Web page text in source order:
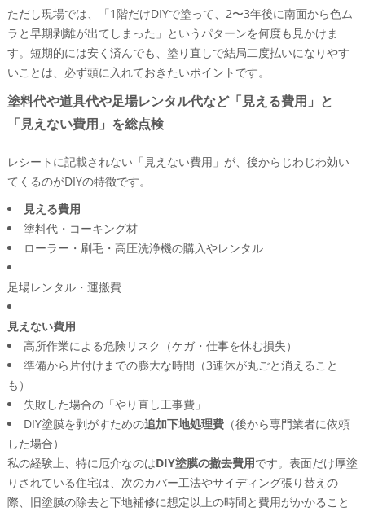
ただし現場では、「1階だけDIYで塗って、2〜3年後に南面から色ム
ラと早期剥離が出てしまった」というパターンを何度も見かけま
す。短期的には安く済んでも、塗り直しで結局二度払いになりやす
いことは、必ず頭に入れておきたいポイントです。
塗料代や道具代や足場レンタル代など「見える費用」と
「見えない費用」を総点検
レシートに記載されない「見えない費用」が、後からじわじわ効い
てくるのがDIYの特徴です。
見える費用
塗料代・コーキング材
ローラー・刷毛・高圧洗浄機の購入やレンタル
足場レンタル・運搬費
見えない費用
高所作業による危険リスク（ケガ・仕事を休む損失）
準備から片付けまでの膨大な時間（3連休が丸ごと消えること
も）
失敗した場合の「やり直し工事費」
DIY塗膜を剥がすための追加下地処理費（後から専門業者に依頼
した場合）
私の経験上、特に厄介なのはDIY塗膜の撤去費用です。表面だけ厚塗
りされている住宅は、次のカバー工法やサイディング張り替えの
際、旧塗膜の除去と下地補修に想定以上の時間と費用がかかること